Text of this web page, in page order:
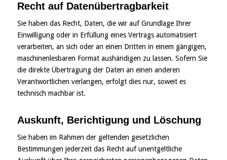
Recht auf Daten­übertrag­barkeit
Sie haben das Recht, Daten, die wir auf Grundlage Ihrer
Einwilligung oder in Erfüllung eines Vertrags automatisiert
verarbeiten, an sich oder an einen Dritten in einem gängigen,
maschinenlesbaren Format aushändigen zu lassen. Sofern Sie
die direkte Übertragung der Daten an einen anderen
Verantwortlichen verlangen, erfolgt dies nur, soweit es
technisch machbar ist.
Auskunft, Berichtigung und Löschung
Sie haben im Rahmen der geltenden gesetzlichen
Bestimmungen jederzeit das Recht auf unentgeltliche